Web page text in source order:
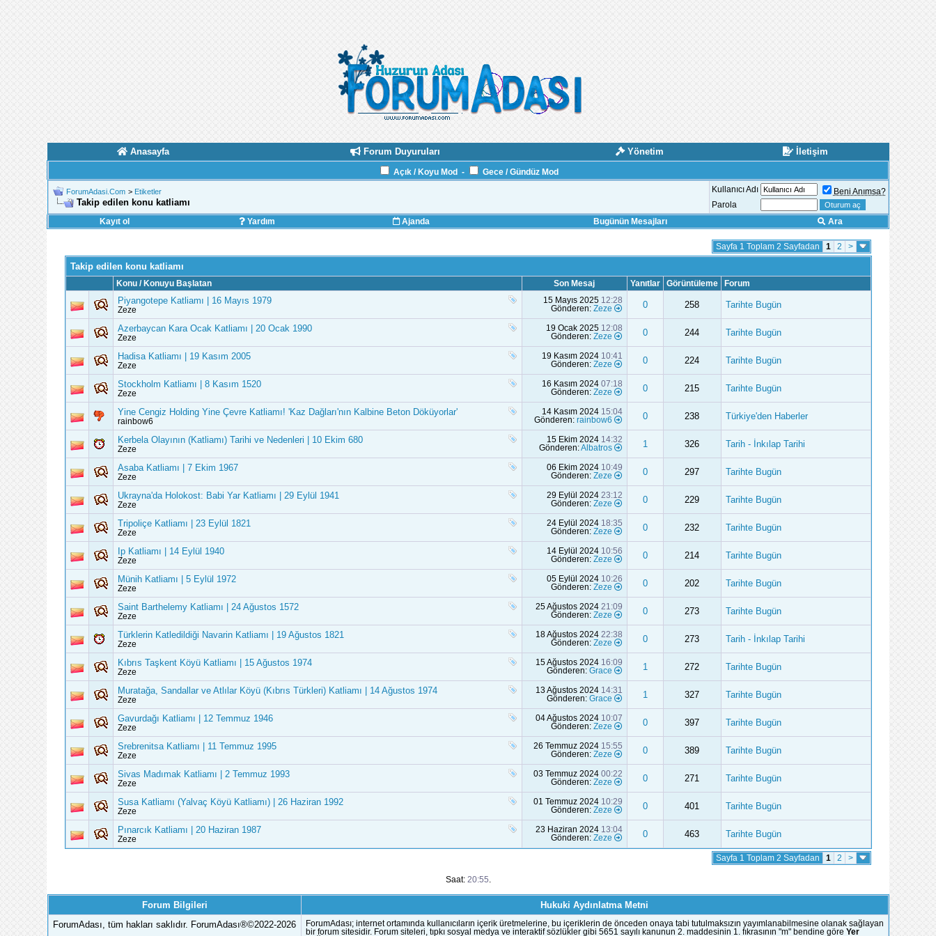
Anasayfa Forum Duyuruları Yönetim İletişim
Açık / Koyu Mod - Gece / Gündüz Mod
ForumAdasi.Com > Etiketler
Takip edilen konu katliamı
Kullanıcı Adı
Beni Anımsa?
Parola
Kayıt ol
Yardım Ajanda Bugünün Mesajları Ara
Sayfa 1 Toplam 2 Sayfadan 1 2 >
Takip edilen konu katliamı
Konu / Konuyu Başlatan Son Mesaj Yanıtlar Görüntüleme Forum
Piyangotepe Katliamı | 16 Mayıs 1979
Zeze
15 Mayıs 2025 12:28
Gönderen: Zeze 0 258 Tarihte Bugün
Azerbaycan Kara Ocak Katliamı | 20 Ocak 1990
Zeze
19 Ocak 2025 12:08
Gönderen: Zeze 0 244 Tarihte Bugün
Hadisa Katliamı | 19 Kasım 2005
Zeze
19 Kasım 2024 10:41
Gönderen: Zeze 0 224 Tarihte Bugün
Stockholm Katliamı | 8 Kasım 1520
Zeze
16 Kasım 2024 07:18
Gönderen: Zeze 0 215 Tarihte Bugün
Yine Cengiz Holding Yine Çevre Katliamı! 'Kaz Dağları'nın Kalbine Beton Döküyorlar'
rainbow6
14 Kasım 2024 15:04
Gönderen: rainbow6 0 238 Türkiye'den Haberler
Kerbela Olayının (Katliamı) Tarihi ve Nedenleri | 10 Ekim 680
Zeze
15 Ekim 2024 14:32
Gönderen:Albatros 1 326 Tarih - İnkılap Tarihi
Asaba Katliamı | 7 Ekim 1967
Zeze
06 Ekim 2024 10:49
Gönderen: Zeze 0 297 Tarihte Bugün
Ukrayna'da Holokost: Babi Yar Katliamı | 29 Eylül 1941
Zeze
29 Eylül 2024 23:12
Gönderen: Zeze 0 229 Tarihte Bugün
Tripoliçe Katliamı | 23 Eylül 1821
Zeze
24 Eylül 2024 18:35
Gönderen: Zeze 0 232 Tarihte Bugün
Ip Katliamı | 14 Eylül 1940
Zeze
14 Eylül 2024 10:56
Gönderen: Zeze 0 214 Tarihte Bugün
Münih Katliamı | 5 Eylül 1972
Zeze
05 Eylül 2024 10:26
Gönderen: Zeze 0 202 Tarihte Bugün
Saint Barthelemy Katliamı | 24 Ağustos 1572
Zeze
25 Ağustos 2024 21:09
Gönderen: Zeze 0 273 Tarihte Bugün
Türklerin Katledildiği Navarin Katliamı | 19 Ağustos 1821
Zeze
18 Ağustos 2024 22:38
Gönderen: Zeze 0 273 Tarih - İnkılap Tarihi
Kıbrıs Taşkent Köyü Katliamı | 15 Ağustos 1974
Zeze
15 Ağustos 2024 16:09
Gönderen: Grace 1 272 Tarihte Bugün
Muratağa, Sandallar ve Atlılar Köyü (Kıbrıs Türkleri) Katliamı | 14 Ağustos 1974
Zeze
13 Ağustos 2024 14:31
Gönderen: Grace 1 327 Tarihte Bugün
Gavurdağı Katliamı | 12 Temmuz 1946
Zeze
04 Ağustos 2024 10:07
Gönderen: Zeze 0 397 Tarihte Bugün
Srebrenitsa Katliamı | 11 Temmuz 1995
Zeze
26 Temmuz 2024 15:55
Gönderen: Zeze 0 389 Tarihte Bugün
Sivas Madımak Katliamı | 2 Temmuz 1993
Zeze
03 Temmuz 2024 00:22
Gönderen: Zeze 0 271 Tarihte Bugün
Susa Katliamı (Yalvaç Köyü Katliamı) | 26 Haziran 1992
Zeze
01 Temmuz 2024 10:29
Gönderen: Zeze 0 401 Tarihte Bugün
Pınarcık Katliamı | 20 Haziran 1987
Zeze
23 Haziran 2024 13:04
Gönderen: Zeze 0 463 Tarihte Bugün
Sayfa 1 Toplam 2 Sayfadan 1 2 >
Saat: 20:55
Forum Bilgileri
Hukuki Aydınlatma Metni
ForumAdası, tüm hakları saklıdır. ForumAdası®©2022-2026
ForumAdası; internet ortamında kullanıcıların içerik üretmelerine, bu içeriklerin de önceden onaya tabi tutulmaksızın yayımlanabilmesine olanak sağlayan
bir forum sitesidir. Forum siteleri, tıpkı sosyal medya ve interaktif sözlükler gibi 5651 sayılı kanunun 2. maddesinin 1. fıkrasının "m" bendine göre Yer